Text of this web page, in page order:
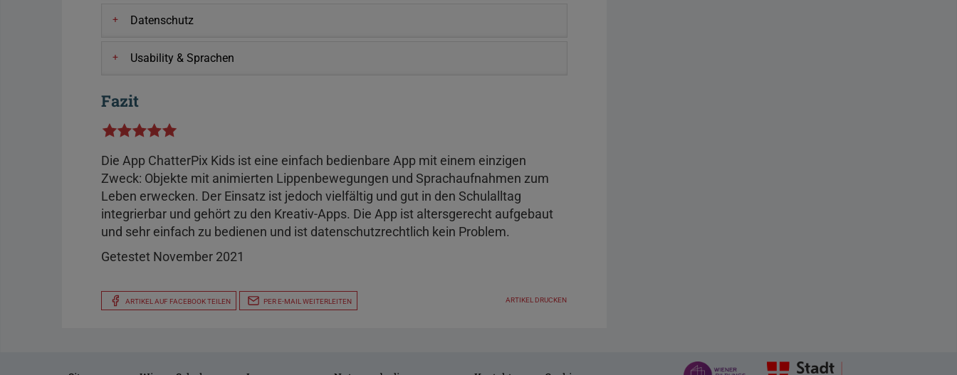
Datenschutz
Usability & Sprachen
Fazit
Die App ChatterPix Kids ist eine einfach bedienbare App mit einem einzigen
Zweck: Objekte mit animierten Lippenbewegungen und Sprachaufnahmen zum
Leben erwecken. Der Einsatz ist jedoch vielfältig und gut in den Schulalltag
integrierbar und gehört zu den Kreativ-Apps. Die App ist altersgerecht aufgebaut
und sehr einfach zu bedienen und ist datenschutzrechtlich kein Problem.
Getestet November 2021
ARTIKEL AUF FACEBOOK TEILEN PER E-MAIL WEITERLEITEN ARTIKEL DRUCKEN